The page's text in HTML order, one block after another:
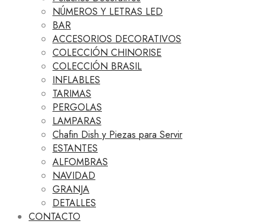
NÚMEROS Y LETRAS LED
BAR
ACCESORIOS DECORATIVOS
COLECCIÓN CHINORISE
COLECCIÓN BRASIL
INFLABLES
TARIMAS
PERGOLAS
LAMPARAS
Chafin Dish y Piezas para Servir
ESTANTES
ALFOMBRAS
NAVIDAD
GRANJA
DETALLES
CONTACTO